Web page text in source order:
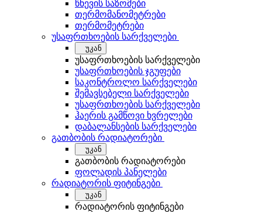
წნევის საზომები
თერმომანომეტრები
თერმომეტრები
უსაფრთხოების სარქველები
უკან
უსაფრთხოების სარქველები
უსაფრთხოების ჯგუფები
საკონტროლო სარქველები
შემავსებელი სარქველები
უსაფრთხოების სარქველები
ჰაერის გამწოვი ხვრელები
დაბალანსების სარქველები
გათბობის რადიატორები
უკან
გათბობის რადიატორები
ფოლადის პანელები
რადიატორის ფიტინგები
უკან
რადიატორის ფიტინგები